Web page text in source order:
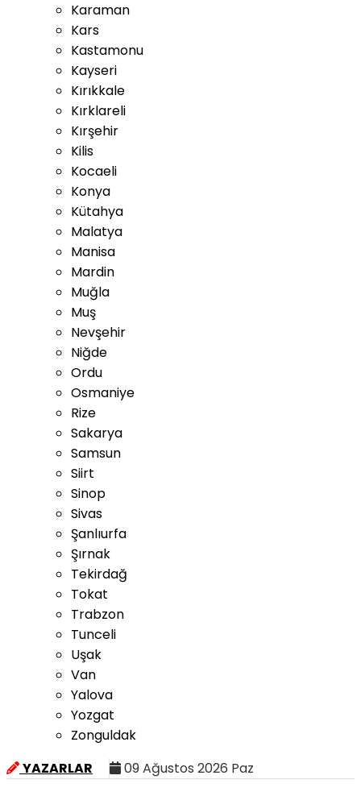
Karaman
Kars
Kastamonu
Kayseri
Kırıkkale
Kırklareli
Kırşehir
Kilis
Kocaeli
Konya
Kütahya
Malatya
Manisa
Mardin
Muğla
Muş
Nevşehir
Niğde
Ordu
Osmaniye
Rize
Sakarya
Samsun
Siirt
Sinop
Sivas
Şanlıurfa
Şırnak
Tekirdağ
Tokat
Trabzon
Tunceli
Uşak
Van
Yalova
Yozgat
Zonguldak
YAZARLAR
09 Ağustos 2026 Paz